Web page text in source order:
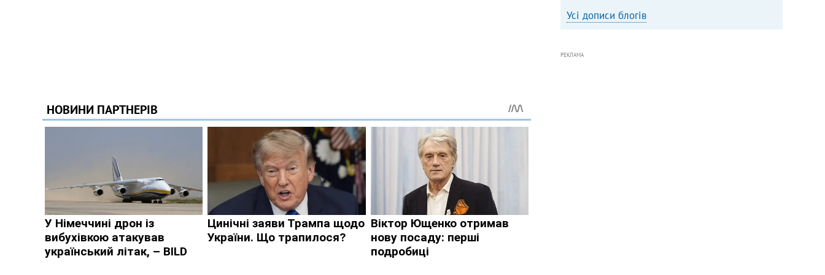
Усі дописи блогів
РЕКЛАМА